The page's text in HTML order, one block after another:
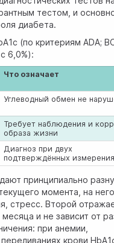
тестом, и
диабета.
(по критериям ADA;
6,0%):
Что означает
Углеводный обмен не
Требует наблюдения и
образа жизни
Диагноз при двух
подтверждённых
принципиально
момента, на
стресс. Второй
и не зависит от
при анемии,
крови